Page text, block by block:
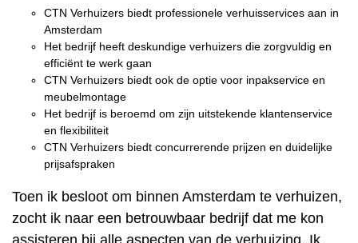
CTN Verhuizers biedt professionele verhuisservices aan in
Amsterdam
Het bedrijf heeft deskundige verhuizers die zorgvuldig en
efficiënt te werk gaan
CTN Verhuizers biedt ook de optie voor inpakservice en
meubelmontage
Het bedrijf is beroemd om zijn uitstekende klantenservice
en flexibiliteit
CTN Verhuizers biedt concurrerende prijzen en duidelijke
prijsafspraken
Toen ik besloot om binnen Amsterdam te verhuizen,
zocht ik naar een betrouwbaar bedrijf dat me kon
assisteren bij alle aspecten van de verhuizing. Ik